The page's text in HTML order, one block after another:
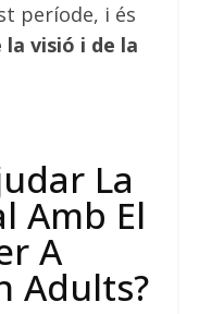
període, i és
visió i de la
La
Amb El
A
Adults?